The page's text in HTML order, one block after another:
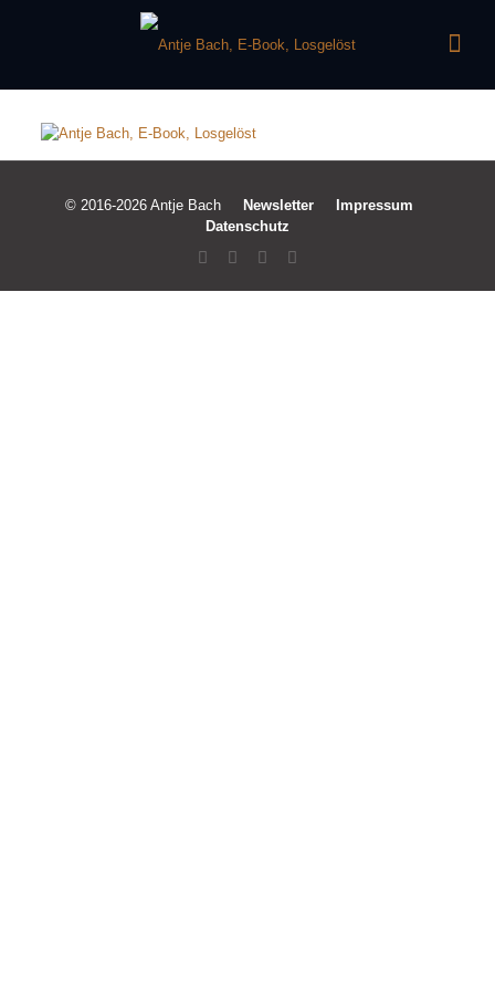
© 2016-2026 Antje Bach Newsletter
Impressum
Datenschutz